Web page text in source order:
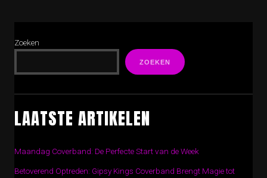
Zoeken
ZOEKEN
LAATSTE ARTIKELEN
Maandag Coverband: De Perfecte Start van de Week
Betoverend Optreden: Gipsy Kings Coverband Brengt Magie tot